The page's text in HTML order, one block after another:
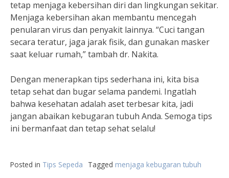
tetap menjaga kebersihan diri dan lingkungan sekitar.
Menjaga kebersihan akan membantu mencegah
penularan virus dan penyakit lainnya. “Cuci tangan
secara teratur, jaga jarak fisik, dan gunakan masker
saat keluar rumah,” tambah dr. Nakita.
Dengan menerapkan tips sederhana ini, kita bisa
tetap sehat dan bugar selama pandemi. Ingatlah
bahwa kesehatan adalah aset terbesar kita, jadi
jangan abaikan kebugaran tubuh Anda. Semoga tips
ini bermanfaat dan tetap sehat selalu!
Posted in Tips Sepeda Tagged menjaga kebugaran tubuh